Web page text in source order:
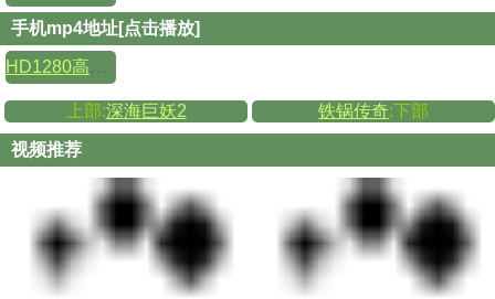
手机mp4地址[点击播放]
HD1280高清国语中字版
上部:深海巨妖2 铁锅传奇:下部
视频推荐